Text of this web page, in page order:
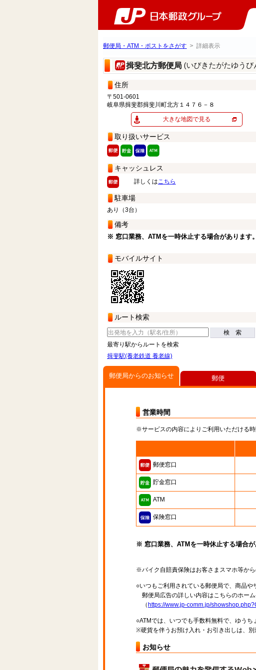
郵便局・ATM・ポストをさがす > 詳細表示
揖斐北方郵便局 (いびきたがたゆうび
住所
〒501-0601
岐阜県揖斐郡揖斐川町北方１４７６－８
大きな地図で見る
取り扱いサービス
キャッシュレス
詳しくはこちら
駐車場
あり（3台）
備考
※ 窓口業務、ATMを一時休止する場合があります。
モバイルサイト
ルート検索
検 索
最寄り駅からルートを検索
揖斐駅(養老鉄道 養老線)
郵便局からのお知らせ
営業時間
※サービスの内容によりご利用いただける
郵便窓口
貯金窓口
ATM
保険窓口
※ 窓口業務、ATMを一時休止する場合が
※バイク自賠責保険はお客さまスマホ等から
○いつもご利用されている郵便局で、商品や
郵便局広告の詳しい内容はこちらのホーム
（ https://www.jp-comm.jp/
○ATMでは、いつでも手数料無料で、ゆうち
※硬貨を伴うお預け入れ・お引き出しは、別
お知らせ
郵便